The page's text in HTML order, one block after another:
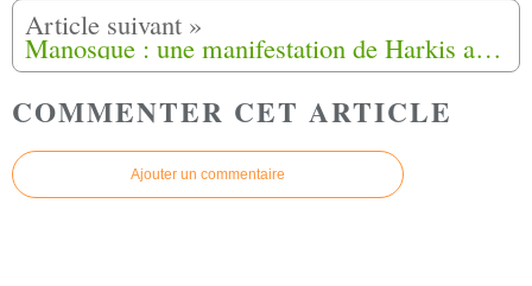
Manosque : une manifestation de Harkis a bloqué l'avenue du Luberon
COMMENTER CET ARTICLE
Ajouter un commentaire